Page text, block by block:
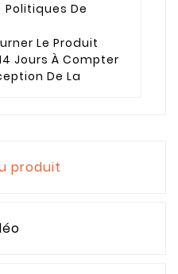
Politiques De
Le Produit
Jours À Compter
De La
produit